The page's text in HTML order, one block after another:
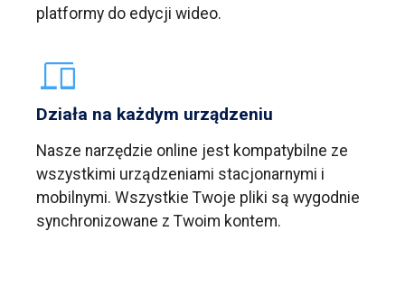
platformy do edycji wideo.
Działa na każdym urządzeniu
Nasze narzędzie online jest kompatybilne ze
wszystkimi urządzeniami stacjonarnymi i
mobilnymi. Wszystkie Twoje pliki są wygodnie
synchronizowane z Twoim kontem.